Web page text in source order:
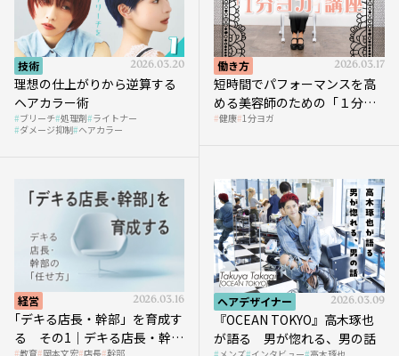
技術 2026.03.20
理想の仕上がりから逆算する
ヘアカラー術
ブリーチ 処理剤 ライトナー
ダメージ抑制 ヘアカラー
働き方 2026.03.17
短時間でパフォーマンスを高
める美容師のための「１分ヨ
ガ」講座｜実践編
健康 1分ヨガ
経営 2026.03.16
｢デキる店長・幹部」を育成す
る その1｜デキる店長・幹部
教育 岡本文宏 店長 幹部
ヘアデザイナー 2026.03.09
『OCEAN TOKYO』高木琢也
が語る 男が惚れる、男の話